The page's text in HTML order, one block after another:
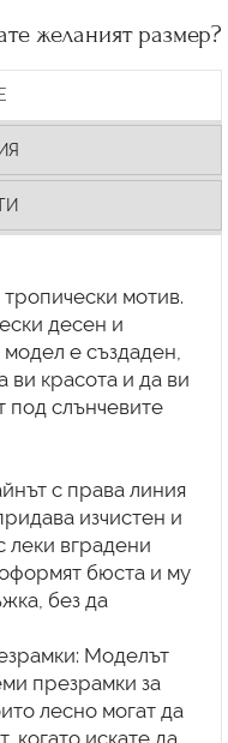
желаният размер?
мотив.
десен и
модел е създаден,
ви красота и да ви
под слънчевите
с права линия
изчистен и
леки вградени
бюста и му
без да
Моделът
презрамки за
лесно могат да
когато искате да